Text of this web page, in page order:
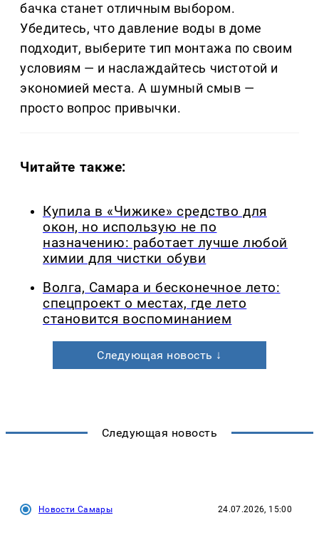
бачка станет отличным выбором.
Убедитесь, что давление воды в доме
подходит, выберите тип монтажа по своим
условиям — и наслаждайтесь чистотой и
экономией места. А шумный смыв —
просто вопрос привычки.
Читайте также:
Купила в «Чижике» средство для
окон, но использую не по
назначению: работает лучше любой
химии для чистки обуви
Волга, Самара и бесконечное лето:
спецпроект о местах, где лето
становится воспоминанием
Следующая новость ↓
Следующая новость
Новости Самары 24.07.2026, 15:00